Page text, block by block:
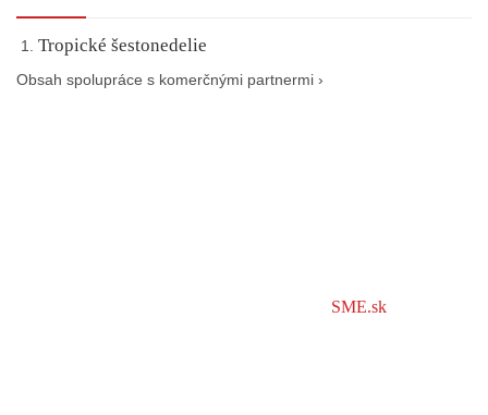
Tropické šestonedelie
Obsah spolupráce s komerčnými partnermi ›
SME.sk